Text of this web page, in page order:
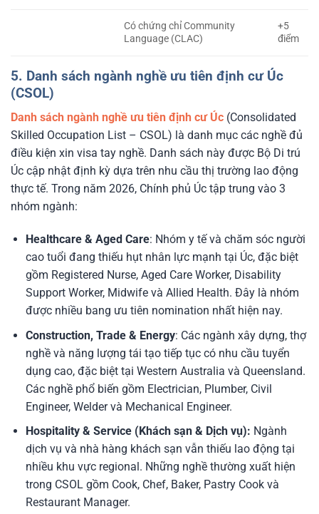
Có chứng chỉ Community
Language (CLAC)
+5
điểm
5. Danh sách ngành nghề ưu tiên định cư Úc
(CSOL)
Danh sách ngành nghề ưu tiên định cư Úc (Consolidated
Skilled Occupation List – CSOL) là danh mục các nghề đủ
điều kiện xin visa tay nghề. Danh sách này được Bộ Di trú
Úc cập nhật định kỳ dựa trên nhu cầu thị trường lao động
thực tế. Trong năm 2026, Chính phủ Úc tập trung vào 3
nhóm ngành:
Healthcare & Aged Care: Nhóm y tế và chăm sóc người
cao tuổi đang thiếu hụt nhân lực mạnh tại Úc, đặc biệt
gồm Registered Nurse, Aged Care Worker, Disability
Support Worker, Midwife và Allied Health. Đây là nhóm
được nhiều bang ưu tiên nomination nhất hiện nay.
Construction, Trade & Energy: Các ngành xây dựng, thợ
nghề và năng lượng tái tạo tiếp tục có nhu cầu tuyển
dụng cao, đặc biệt tại Western Australia và Queensland.
Các nghề phổ biến gồm Electrician, Plumber, Civil
Engineer, Welder và Mechanical Engineer.
Hospitality & Service (Khách sạn & Dịch vụ): Ngành
dịch vụ và nhà hàng khách sạn vẫn thiếu lao động tại
nhiều khu vực regional. Những nghề thường xuất hiện
trong CSOL gồm Cook, Chef, Baker, Pastry Cook và
Restaurant Manager.